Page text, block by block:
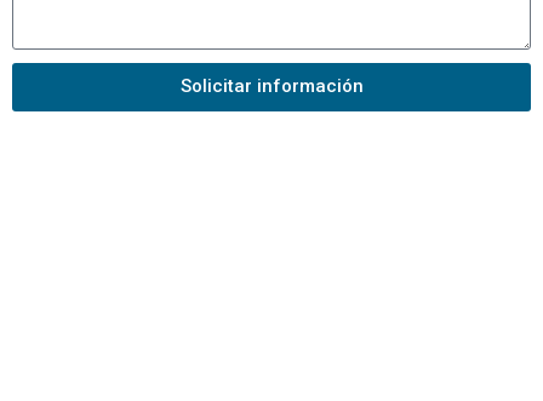
Solicitar información